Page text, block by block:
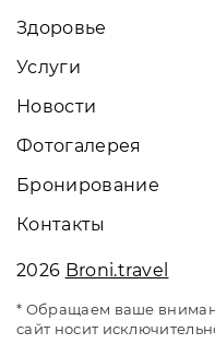
Здоровье
Услуги
Новости
Фотогалерея
Бронирование
Контакты
2026 Broni.travel
* Обращаем ваше
сайт носит